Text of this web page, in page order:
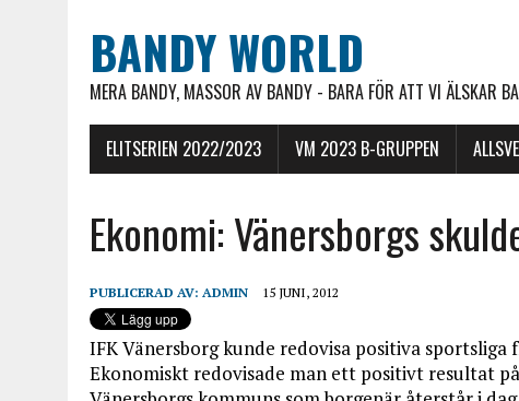
BANDY WORLD
MERA BANDY, MASSOR AV BANDY - BARA FÖR ATT VI ÄLSKAR
ELITSERIEN 2022/2023 VM 2023 B-GRUPPEN
Ekonomi: Vänersborgs
PUBLICERAD AV: ADMIN 15 JUNI, 2012
IFK Vänersborg kunde redovisa positiva sportsliga
Ekonomiskt redovisade man ett positivt resultat